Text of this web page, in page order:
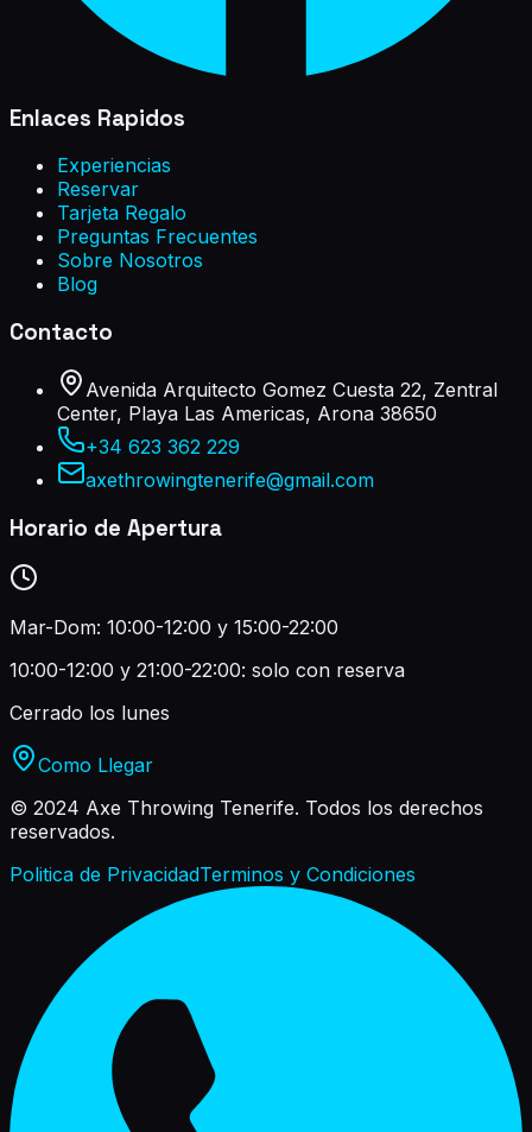
Enlaces Rapidos
Experiencias
Reservar
Tarjeta Regalo
Preguntas Frecuentes
Sobre Nosotros
Blog
Contacto
Avenida Arquitecto Gomez Cuesta 22, Zentral
Center, Playa Las Americas, Arona 38650
+34 623 362 229
axethrowingtenerife@gmail.com
Horario de Apertura
Mar-Dom: 10:00-12:00 y 15:00-22:00
10:00-12:00 y 21:00-22:00: solo con reserva
Cerrado los lunes
Como Llegar
© 2024 Axe Throwing Tenerife. Todos los derechos
reservados.
Politica de PrivacidadTerminos y Condiciones